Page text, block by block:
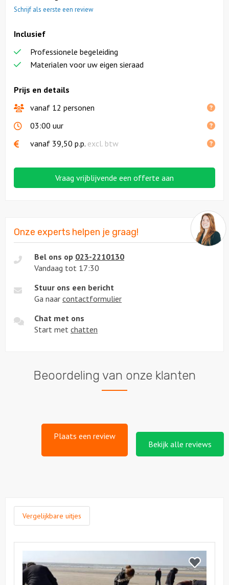
Schrijf als eerste een review
Prijs en details
vanaf 12 personen
03:00 uur
vanaf 39,50 p.p. excl. btw
Inclusief
Professionele begeleiding
Materialen voor uw eigen sieraad
Vraag vrijblijvende een offerte aan
Onze experts helpen je graag!
Bel ons op 023-2210130
Vandaag tot 17:30
Stuur ons een bericht
Ga naar contactformulier
Chat met ons
Start met chatten
Beoordeling van onze klanten
Plaats een review
Bekijk alle reviews
Vergelijkbare uitjes
Bekijk
Zandsculpturen
Bouwen